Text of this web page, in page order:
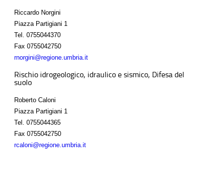
Riccardo Norgini
Piazza Partigiani 1
Tel.
0755044370
Fax 0755042750
rnorgini@regione.umbria.it
Rischio idrogeologico, idraulico e sismico, Difesa del
suolo
Roberto Caloni
Piazza Partigiani 1
Tel.
0755044365
Fax 0755042750
rcaloni@regione.umbria.it